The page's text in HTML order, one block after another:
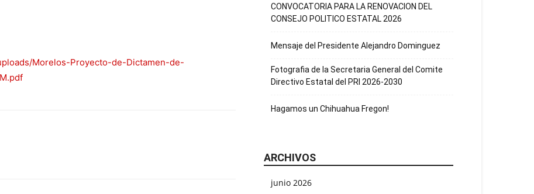
CDE
Morelos-Proyecto-de-Dictamen-de-
CONVOCATORIA PARA LA RENOVACION DEL
CONSEJO POLITICO ESTATAL 2026
Mensaje del Presidente Alejandro Dominguez
Fotografia de la Secretaria General del Comite
Directivo Estatal del PRI 2026-2030
Hagamos un Chihuahua Fregon!
ARCHIVOS
junio 2026